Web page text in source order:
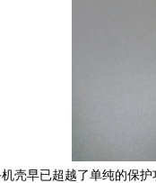
壳早已超越了单纯的保